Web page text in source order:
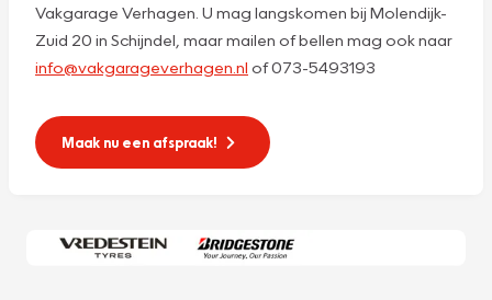
Vakgarage Verhagen. U mag langskomen bij Molendijk-
Zuid 20 in Schijndel, maar mailen of bellen mag ook naar
info@vakgarageverhagen.nl of 073-5493193
Maak nu een afspraak!